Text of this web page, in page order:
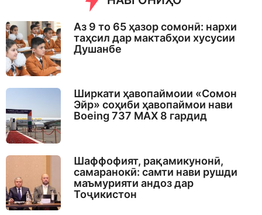
Аз 9 то 65 ҳазор сомонӣ: нархи
таҳсил дар мактабҳои хусусии
Душанбе
Ширкати ҳавопаймоии «Сомон
Эйр» соҳиби ҳавопаймои нави
Boeing 737 MAX 8 гардид
Шаффофият, рақамикунонӣ,
самаранокӣ: самти нави рушди
маъмурияти андоз дар
Тоҷикистон